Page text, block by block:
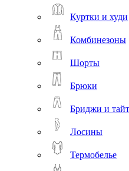
Куртки и худи
Комбинезоны
Шорты
Брюки
Бриджи и
Лосины
Термобелье